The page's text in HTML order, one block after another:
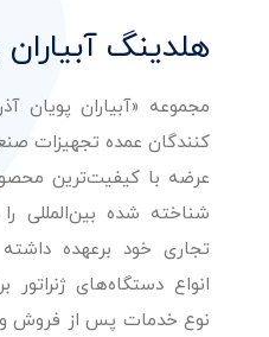
هلدینگ آبیاران
مجموعه «آبیاران پویان
کنندگان عمده تجهیزات
عرضه با کیفیت‌ترین
تجاری خود برعهده
انواع دستگاه‌های ژنراتور
نوع خدمات پس از فروش و